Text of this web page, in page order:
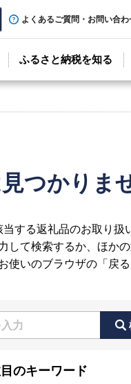
よくあるご質問・お問い合わ
ふるさと納税を知る
つかりま
する返礼品のお取り扱
て検索するか、ほかの
いのブラウザの「戻
のキーワード